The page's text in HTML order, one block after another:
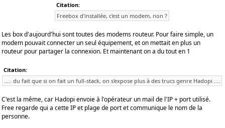
Citation:
Freebox d'installée, c'est un modem, non ?
Les box d'aujourd'hui sont toutes des modems routeur. Pour faire simple, un
modem pouvait connecter un seul équipement, et on mettait en plus un
routeur pour partager la connexion. Et maintenant on a du tout en 1
Citation:
..... du fait que si on fait un full-stack, on s'expose plus à des trucs genre Hadopi ....
C'est la même, car Hadopi envoie à l'opérateur un mail de l'IP + port utilisé.
Free regarde qui a cette IP et plage de port et communique le nom de la
personne.